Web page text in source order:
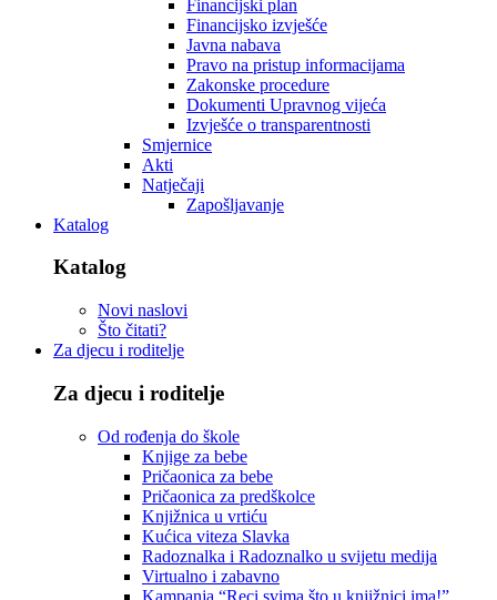
Financijski plan
Financijsko izvješće
Javna nabava
Pravo na pristup informacijama
Zakonske procedure
Dokumenti Upravnog vijeća
Izvješće o transparentnosti
Smjernice
Akti
Natječaji
Zapošljavanje
Katalog
Katalog
Novi naslovi
Što čitati?
Za djecu i roditelje
Za djecu i roditelje
Od rođenja do škole
Knjige za bebe
Pričaonica za bebe
Pričaonica za predškolce
Knjižnica u vrtiću
Kućica viteza Slavka
Radoznalka i Radoznalko u svijetu medija
Virtualno i zabavno
Kampanja “Reci svima što u knjižnici ima!”